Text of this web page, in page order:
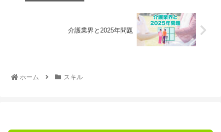
介護業界と2025年問題
ホーム スキル